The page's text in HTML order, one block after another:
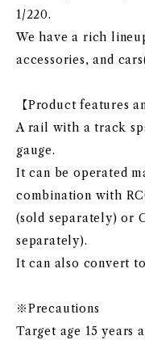
1/220.
We have a rich
accessories, and
【Product features
A rail with a track
gauge.
It can be operated
combination with
(sold separately) or
separately).
It can also convert
※Precautions
Target age 15 years